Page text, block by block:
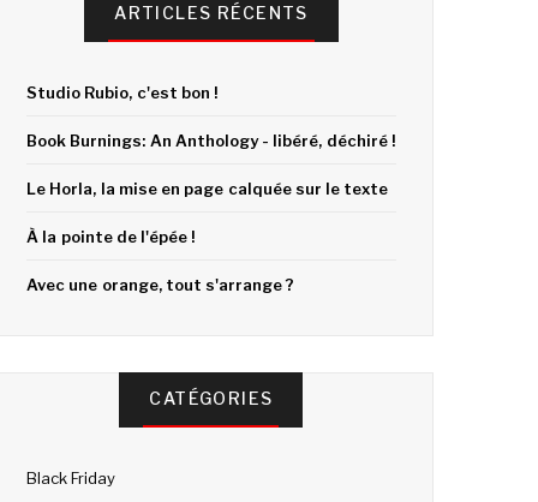
ARTICLES RÉCENTS
Studio Rubio, c'est bon !
Book Burnings: An Anthology - libéré, déchiré !
Le Horla, la mise en page calquée sur le texte
À la pointe de l'épée !
Avec une orange, tout s'arrange ?
CATÉGORIES
Black Friday